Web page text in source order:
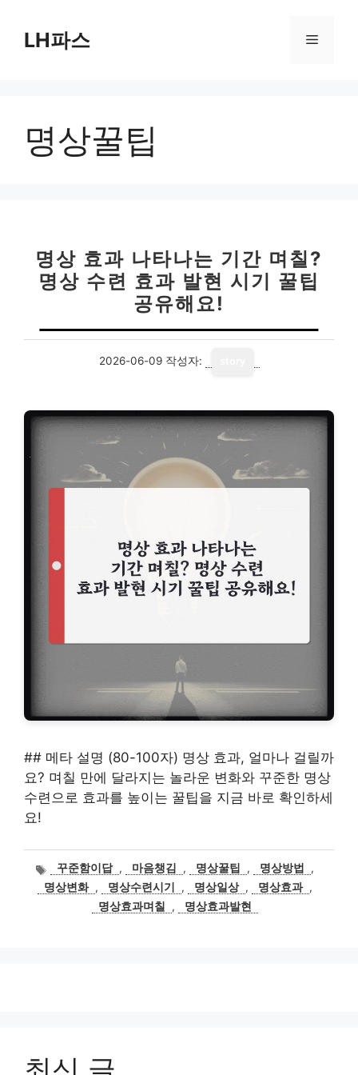
LH파스 메
명상꿀팁
명상 효과 나타나는 기간 며칠?
명상 수련 효과 발현 시기 꿀팁
공유해요!
2026-06-09 작성자:
## 메타 설명 (80-100자) 명상 효과, 얼마나 걸릴까
요? 며칠 만에 달라지는 놀라운 변화와 꾸준한 명상
수련으로 효과를 높이는 꿀팁을 지금 바로 확인하세
요!
태
그
꾸준함이답 , 마음챙김 , 명상꿀팁 , 명상방법
,
명상변화 , 명상수련시기 , 명상일상 , 명상효과 ,
명상효과며칠
, 명상효과발현